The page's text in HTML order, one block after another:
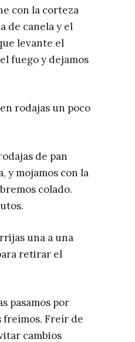
con la corteza
de canela y el
levante el
fuego y dejamos
rodajas un poco
de pan
y mojamos con la
colado.
una a una
retirar el
pasamos por
freímos. Freír de
cambios